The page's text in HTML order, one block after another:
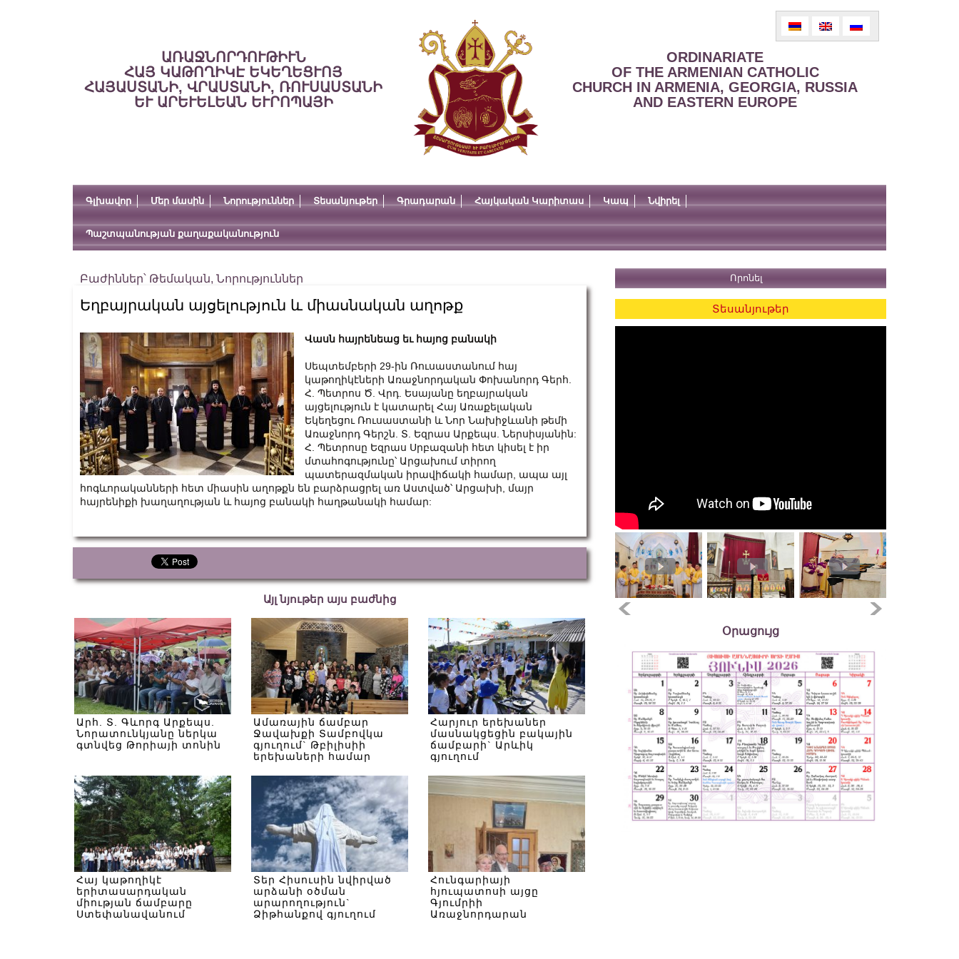
ԱՌԱՋՆՈՐԴՈՒԹԻՒՆ
ՀԱՅ ԿԱԹՈՂԻԿԷ ԵԿԵՂԵՑՒՈՅ
ՀԱՅԱՍՏԱՆԻ, ՎՐԱՍՏԱՆԻ, ՌՈՒՍԱՍՏԱՆԻ
ԵՒ ԱՐԵՒԵԼԵԱՆ ԵՒՐՈՊԱՅԻ
ORDINARIATE
OF THE ARMENIAN CATHOLIC
CHURCH IN ARMENIA, GEORGIA, RUSSIA
AND EASTERN EUROPE
Գլխավոր Մեր մասին Նորություններ Տեսանյութեր Գրադարան Հայկական Կարիտաս Կապ Նվիրել
Պաշտպանության քաղաքականություն
Բաժիններ՝ Թեմական, Նորություններ
Եղբայրական այցելություն և միասնական աղոթք
Վասն հայրենեաց եւ հայոց բանակի
Սեպտեմբերի 29-ին Ռուսաստանում հայ
կաթողիկէների Առաջնորդական Փոխանորդ Գերհ.
Հ. Պետրոս Ծ. Վրդ. Եսայանը եղբայրական
այցելություն է կատարել Հայ Առաքելական
Եկեղեցու Ռուսաստանի և Նոր Նախիջևանի թեմի
Առաջնորդ Գերշն. Տ. Եզրաս Արքեպս. Ներսիսյանին:
Հ. Պետրոսը Եզրաս Սրբազանի հետ կիսել է իր
մտահոգությունը՝ Արցախում տիրող
պատերազմական իրավիճակի համար, ապա այլ
հոգևորականների հետ միասին աղոթքն են բարձրացրել առ Աստված՝ Արցախի, մայր
հայրենիքի խաղաղության և հայոց բանակի հաղթանակի համար:
Այլ նյութեր այս բաժնից
Արհ. Տ. Գևորգ Արքեպս.
Նորատունկյանը ներկա
գտնվեց Թորիայի տոնին
Ամառային ճամբար
Ջավախքի Տամբովկա
գյուղում` Թբիլիսիի
երեխաների համար
Հարյուր երեխաներ
մասնակցեցին բակային
ճամբարի` Արևիկ
գյուղում
Հայ կաթողիկէ
երիտասարդական
միության ճամբարը
Ստեփանավանում
Տեր Հիսուսին նվիրված
արձանի օծման
արարողություն`
Ձիթհանքով գյուղում
Հունգարիայի
հյուպատոսի այցը
Գյումրիի
Առաջնորդարան
Տեսանյութեր
Օրացույց